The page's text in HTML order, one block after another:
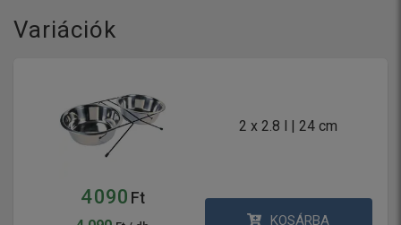
Variációk
2 x 2.8 l | 24 cm
4 090 Ft
KOSÁRBA